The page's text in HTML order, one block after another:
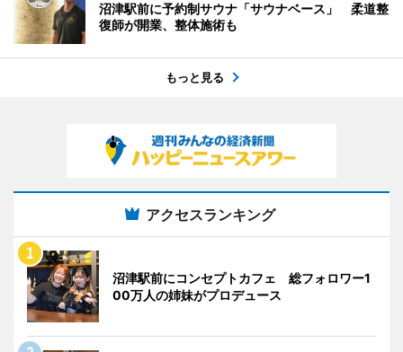
沼津駅前に予約制サウナ「サウナベース」 柔道整
復師が開業、整体施術も
もっと見る
アクセスランキング
沼津駅前にコンセプトカフェ 総フォロワー1
00万人の姉妹がプロデュース